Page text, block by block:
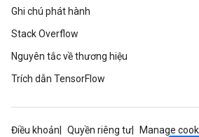
Ghi chú phát hành
Stack Overflow
Nguyên tắc về thương hiệu
Trích dẫn TensorFlow
Điều khoản Quyền riêng tư
Manage